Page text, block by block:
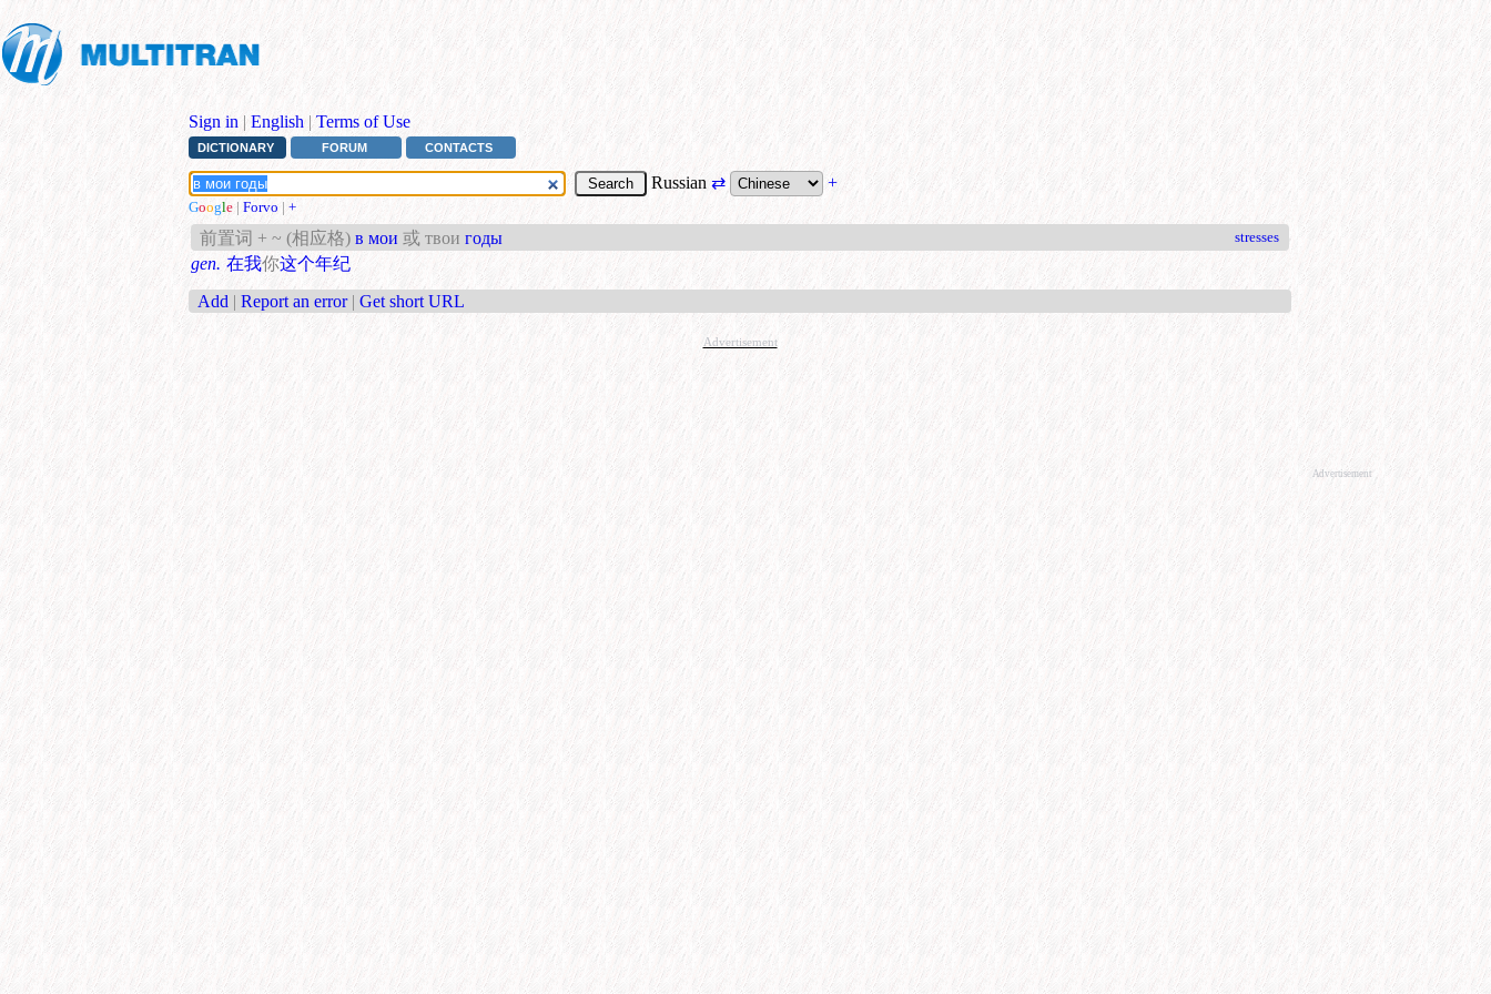
Sign in | English | Terms of Use
DICTIONARY FORUM CONTACTS
Russian ⇄ +
Google | Forvo | +
前置词 + ~ (相应格) в мои或 твои годы stresses
gen. 在我你这个年纪
Add | Report an error | Get short URL
Advertisement
Advertisement